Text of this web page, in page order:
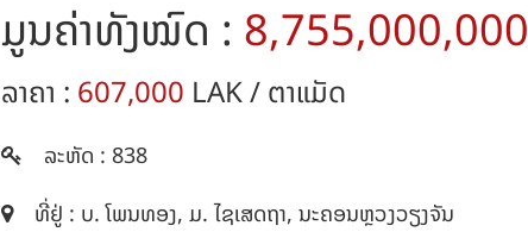
ມູນຄ່າທັງໝົດ : 8,755,000,000
ລາຄາ : 607,000 LAK / ຕາແມັດ
ລະຫັດ : 838
ທີ່ຢູ່ : ບ. ໂພນທອງ, ມ. ໄຊ​ເສດ​ຖາ, ນະຄອນຫຼວງວຽງຈັນ